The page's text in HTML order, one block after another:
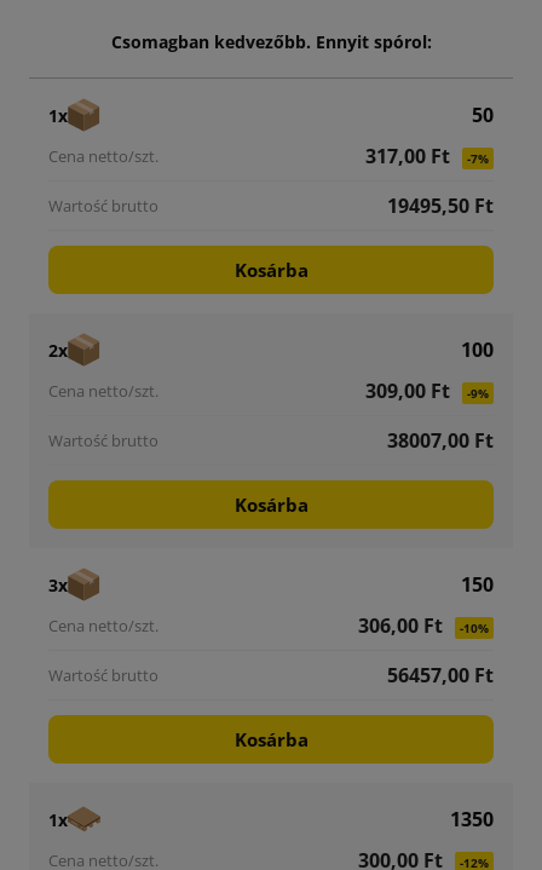
Csomagban kedvezőbb. Ennyit spórol:
1x
50
317,00 Ft
-7%
19495,50 Ft
Kosárba
2x
100
309,00 Ft
-9%
38007,00 Ft
Kosárba
3x
150
306,00 Ft
-10%
56457,00 Ft
Kosárba
1x
1350
300,00 Ft
-12%